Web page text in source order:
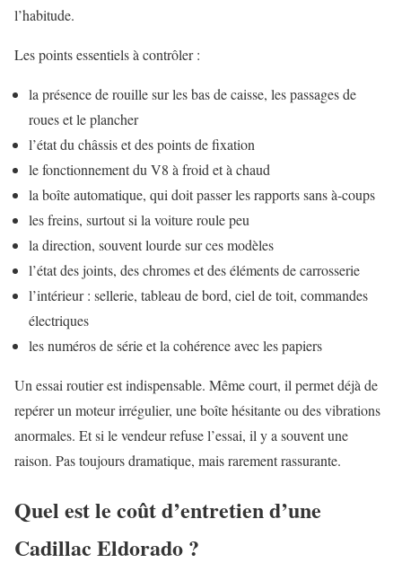
l’habitude.
Les points essentiels à contrôler :
la présence de rouille sur les bas de caisse, les passages de
roues et le plancher
l’état du châssis et des points de fixation
le fonctionnement du V8 à froid et à chaud
la boîte automatique, qui doit passer les rapports sans à-coups
les freins, surtout si la voiture roule peu
la direction, souvent lourde sur ces modèles
l’état des joints, des chromes et des éléments de carrosserie
l’intérieur : sellerie, tableau de bord, ciel de toit, commandes
électriques
les numéros de série et la cohérence avec les papiers
Un essai routier est indispensable. Même court, il permet déjà de
repérer un moteur irrégulier, une boîte hésitante ou des vibrations
anormales. Et si le vendeur refuse l’essai, il y a souvent une
raison. Pas toujours dramatique, mais rarement rassurante.
Quel est le coût d’entretien d’une
Cadillac Eldorado ?